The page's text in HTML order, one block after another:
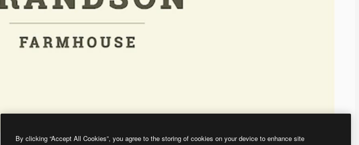
By clicking “Accept All Cookies”, you agree to the storing of cookies on your device to enhance site